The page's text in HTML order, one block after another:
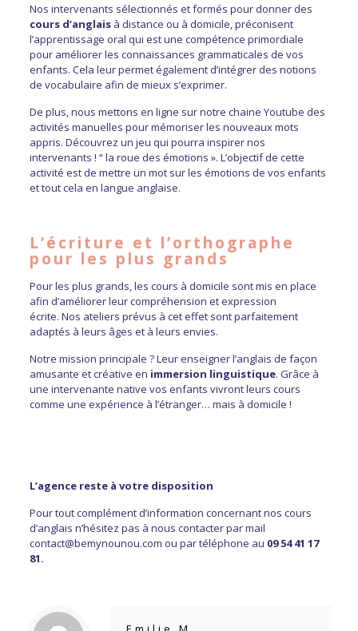
Nos intervenants sélectionnés et formés pour donner des
cours d’anglaisà distance ou à domicile, préconisent
l’apprentissage oral qui est une compétence primordiale
pour améliorer les connaissances grammaticales de vos
enfants. Cela leur permet également d’intégrer des notions
de vocabulaire afin de mieux s’exprimer.
De plus, nous mettons en ligne sur notre chaine Youtube des
activités manuelles pour mémoriser les nouveaux mots
appris. Découvrez un jeu qui pourra inspirer nos
intervenants ! “la roue des émotions ». L’objectif de cette
activité est de mettre un mot sur les émotions de vos enfants
et tout cela en langue anglaise.
L’écriture et l’orthographe
pour les plus grands
Pour les plus grands, les cours à domicile sont mis en place
afin d’améliorer leur compréhension et expression
écrite. Nos ateliers prévus à cet effet sont parfaitement
adaptés à leurs âges et à leurs envies.
Notre mission principale ? Leur enseigner l’anglais de façon
amusante et créative en immersion linguistique. Grâce à
une intervenante native vos enfants vivront leurs cours
comme une expérience à l’étranger… mais à domicile !
L’agence reste à votre disposition
Pour tout complément d’information concernant nos cours
d’anglais n’hésitez pas à nous contacter par mail
contact@bemynounou.com ou par téléphone au 09 54 41 17
81.